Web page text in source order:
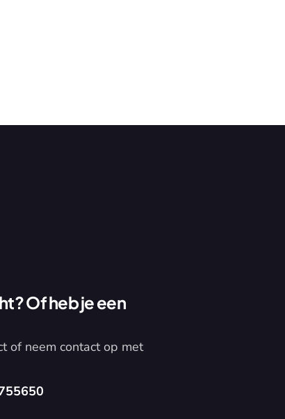
Of heb je een
of neem contact op met